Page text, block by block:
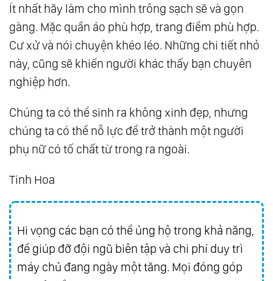
Ít nhất hãy làm cho mình trông sạch sẽ và gọn
gàng. Mặc quần áo phù hợp, trang điểm phù hợp.
Cư xử và nói chuyện khéo léo. Những chi tiết nhỏ
này, cũng sẽ khiến người khác thấy bạn chuyên
nghiệp hơn.
Chúng ta có thể sinh ra không xinh đẹp, nhưng
chúng ta có thể nỗ lực để trở thành một người
phụ nữ có tố chất từ trong ra ngoài.
Tinh Hoa
Hi vọng các bạn có thể ủng hộ trong khả năng,
để giúp đỡ đội ngũ biên tập và chi phí duy trì
máy chủ đang ngày một tăng. Mọi đóng góp